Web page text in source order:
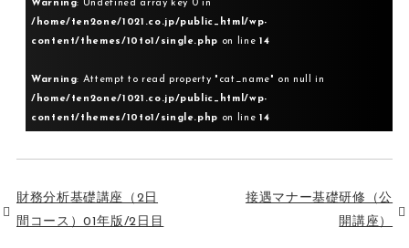
Warning: Undefined array key 0 in
/home/ten2one/1021.co.jp/public_html/wp-
content/themes/10to1/single.php on line 14
Warning: Attempt to read property "cat_name" on null in
/home/ten2one/1021.co.jp/public_html/wp-
content/themes/10to1/single.php on line 14
財務分析基礎講座（2日
間コース）01年版/2日目
接遇マナー基礎研修（公
開講座）